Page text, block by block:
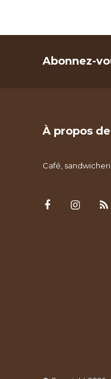
Abonnez-
À propos
Café,